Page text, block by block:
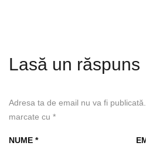
Lasă un răspuns
Adresa ta de email nu va fi publicată.
marcate cu *
NUME *